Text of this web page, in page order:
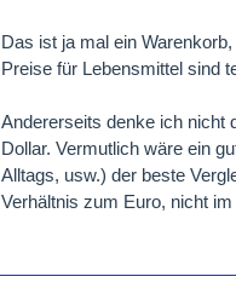
Das ist ja mal ein
Preise für Lebensmittel sind
Andererseits denke ich nicht
Dollar. Vermutlich wäre ein
Alltags, usw.) der beste
Verhältnis zum Euro, nicht